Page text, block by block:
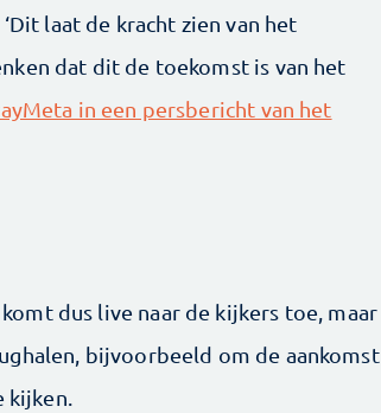
laat de kracht zien van het
dat dit de toekomst is van het
in een persbericht van het
dus live naar de kijkers toe, maar
bijvoorbeeld om de aankomst